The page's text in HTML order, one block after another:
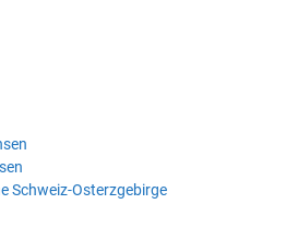
Schweiz-Osterzgebirge